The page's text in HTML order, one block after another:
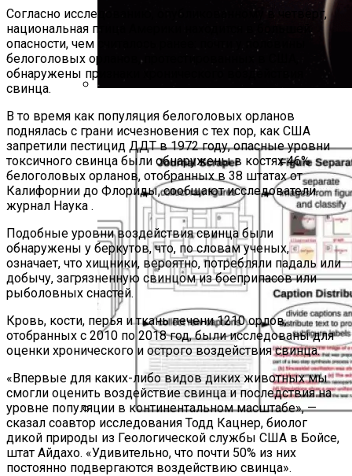
Обнаружена Новая Молодая И Теплая
Экзопланета, Похожая На Юпитер
Новый Код Добывает
Микроскопические Изображения В
Научных Статьях
Согласно исследованию, опубликованному в четверг,
национальная птица Америки находится в большей
опасности, чем считалось ранее: почти у половины
белоголовых орланов, протестированных в США,
обнаружены признаки хронического воздействия
свинца.
В то время как популяция белоголовых орланов
поднялась с грани исчезновения с тех пор, как США
запретили пестицид ДДТ в 1972 году, опасные уровни
токсичного свинца были обнаружены в костях 46%
белоголовых орланов, отобранных в 38 штатах от
Калифорнии до Флориды, сообщают исследователи.
журнал Наука .
Подобные уровни воздействия свинца были
обнаружены у беркутов, что, по словам ученых,
означает, что хищники, вероятно, потребляли падаль или
добычу, загрязненную свинцом из боеприпасов или
рыболовных снастей.
Кровь, кости, перья и ткань печени 1210 орлов,
отобранных с 2010 по 2018 год, были исследованы для
оценки хронического и острого воздействия свинца.
«Впервые для каких-либо видов диких животных мы
смогли оценить воздействие свинца и последствия на
уровне популяции в континентальном масштабе», —
сказал соавтор исследования Тодд Кацнер, биолог
дикой природы из Геологической службы США в Бойсе,
штат Айдахо. «Удивительно, что почти 50% из них
постоянно подвергаются воздействию свинца».